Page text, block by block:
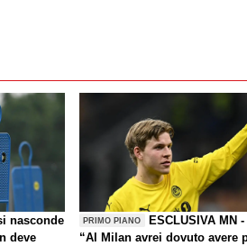
nasconde
deve
PRIMO PIANO
ESCLUSIVA MN
“Al Milan avrei dovuto avere